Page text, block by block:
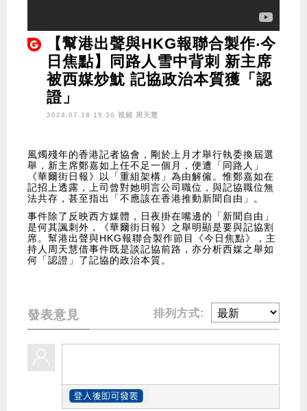
【幫港出聲與HKG報聯合製作‧今
日焦點】同路人雪中背刺 新主席
被西媒炒魷 記協政治本質獲「認
證」
2024.07.18 19:30 視頻 周天慧
風燭殘年的香港記者協會，剛於上月才舉行執委換屆選
舉，新主席鄭嘉如上任不足一個月，便遭「同路人」
《華爾街日報》以「重組架構」為由解僱。惟鄭嘉如在
記招上透露，上司曾對她明言公司職位，與記協職位無
法共存，甚至指出「不應該在香港推動新聞自由」。
事件除了反映西方媒體，日夜掛在嘴邊的「新聞自由」
是何其諷刺外，《華爾街日報》之舉明顯是要與記協割
席。幫港出聲與HKG報聯合製作節目《今日焦點》，主
持人周天慧借事件既是談記協前路，亦分析西媒之舉如
何「認證」了記協的政治本質。
發表意見 排列方式: